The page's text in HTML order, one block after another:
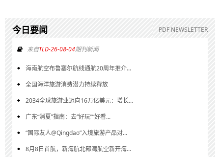
今日要闻 PDF NEWSLETTER
来自TLD-26-08-04期刊新闻
海南航空布鲁塞尔航线通航20周年推介...
全国海洋旅游消费潜力持续释放
2034全球旅游业迈向16万亿美元：增长...
广东“消夏”指南：去“好玩”“好看...
“国际友人@Qingdao”入境旅游产品对...
8月8日首航，新海航北部湾航空新开海...